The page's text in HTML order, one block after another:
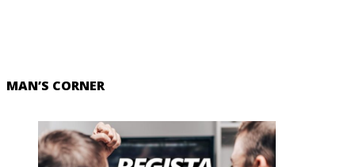
MAN’S CORNER